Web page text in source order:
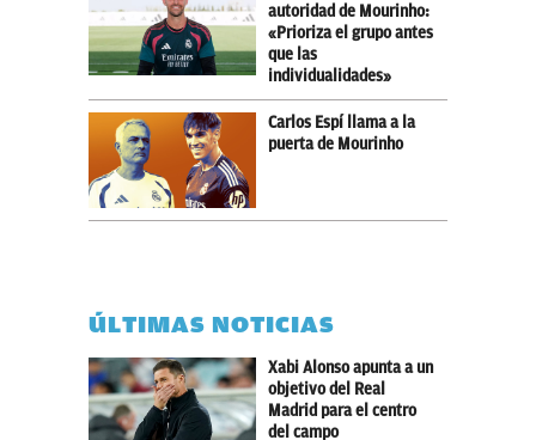
autoridad de Mourinho:
«Prioriza el grupo antes
que las
individualidades»
Carlos Espí llama a la
puerta de Mourinho
ÚLTIMAS NOTICIAS
Xabi Alonso apunta a un
objetivo del Real
Madrid para el centro
del campo